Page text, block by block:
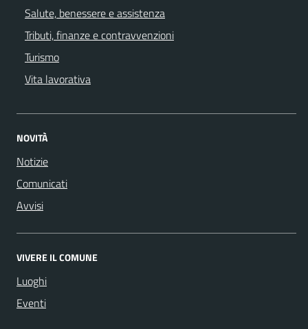
Salute, benessere e assistenza
Tributi, finanze e contravvenzioni
Turismo
Vita lavorativa
NOVITÀ
Notizie
Comunicati
Avvisi
VIVERE IL COMUNE
Luoghi
Eventi